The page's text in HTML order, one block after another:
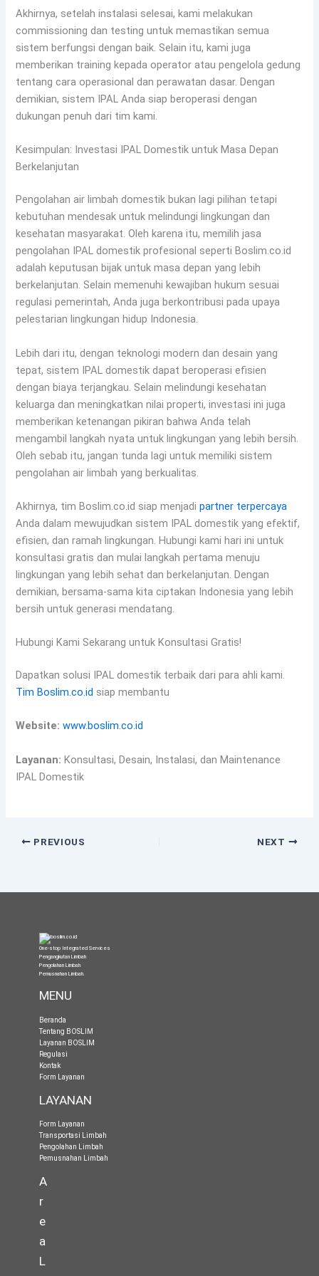
Akhirnya, setelah instalasi selesai, kami melakukan
commissioning dan testing untuk memastikan semua
sistem berfungsi dengan baik. Selain itu, kami juga
memberikan training kepada operator atau pengelola gedung
tentang cara operasional dan perawatan dasar. Dengan
demikian, sistem IPAL Anda siap beroperasi dengan
dukungan penuh dari tim kami.
Kesimpulan: Investasi IPAL Domestik untuk Masa Depan
Berkelanjutan
Pengolahan air limbah domestik bukan lagi pilihan tetapi
kebutuhan mendesak untuk melindungi lingkungan dan
kesehatan masyarakat. Oleh karena itu, memilih jasa
pengolahan IPAL domestik profesional seperti Boslim.co.id
adalah keputusan bijak untuk masa depan yang lebih
berkelanjutan. Selain memenuhi kewajiban hukum sesuai
regulasi pemerintah, Anda juga berkontribusi pada upaya
pelestarian lingkungan hidup Indonesia.
Lebih dari itu, dengan teknologi modern dan desain yang
tepat, sistem IPAL domestik dapat beroperasi efisien
dengan biaya terjangkau. Selain melindungi kesehatan
keluarga dan meningkatkan nilai properti, investasi ini juga
memberikan ketenangan pikiran bahwa Anda telah
mengambil langkah nyata untuk lingkungan yang lebih bersih.
Oleh sebab itu, jangan tunda lagi untuk memiliki sistem
pengolahan air limbah yang berkualitas.
Akhirnya, tim Boslim.co.id siap menjadipartner terpercaya
Anda dalam mewujudkan sistem IPAL domestik yang efektif,
efisien, dan ramah lingkungan. Hubungi kami hari ini untuk
konsultasi gratis dan mulai langkah pertama menuju
lingkungan yang lebih sehat dan berkelanjutan. Dengan
demikian, bersama-sama kita ciptakan Indonesia yang lebih
bersih untuk generasi mendatang.
Hubungi Kami Sekarang untuk Konsultasi Gratis!
Dapatkan solusi IPAL domestik terbaik dari para ahli kami.
Tim Boslim.co.id siap membantu
Website: www.boslim.co.id
Layanan: Konsultasi, Desain, Instalasi, dan Maintenance
IPAL Domestik
PREVIOUS NEXT
One-stop Integrated Services
Pengangkutan Limbah
Pengolahan Limbah
Pemusnahan Limbah.
MENU
Beranda
Tentang BOSLIM
Layanan BOSLIM
Regulasi
Kontak
Form Layanan
LAYANAN
Form Layanan
Transportasi Limbah
Pengolahan Limbah
Pemusnahan Limbah
A
r
e
a
L